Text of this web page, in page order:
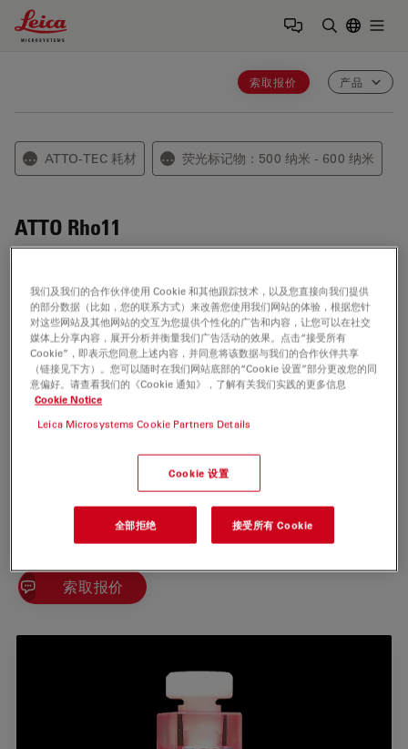
Leica Microsystems Logo
索取报价 产品
⋯ ATTO-TEC 耗材 ⋯ 荧光标记物：500 纳米 - 600 纳米
ATTO Rho11
functionality for coupling to 生物分子 such as DNA,
RNA, proteins etc. The label shows very high
fluorescence efficiency and exceptionally high photo-
stability.
The dye is moderately 亲水性. ATTO Rho11 是一种
carries a net electrical charge of +1. In solution its
fluorescence can be excited efficiently in the range 550
索取报价
我们及我们的合作伙伴使用 Cookie 和其他跟踪技术，以及您直接向我们提供
的部分数据（比如，您的联系方式）来改善您使用我们网站的体验，根据您针
对这些网站及其他网站的交互为您提供个性化的广告和内容，让您可以在社交
媒体上分享内容，展开分析并衡量我们广告活动的效果。点击“接受所有
Cookie”，即表示您同意上述内容，并同意将该数据与我们的合作伙伴共享
（链接见下方）。您可以随时在我们网站底部的“Cookie 设置”部分更改您的同
意偏好。请查看我们的《Cookie 通知》，了解有关我们实践的更多信息
Cookie Notice
Leica Microsystems Cookie Partners Details
Cookie 设置
全部拒绝 接受所有 Cookie